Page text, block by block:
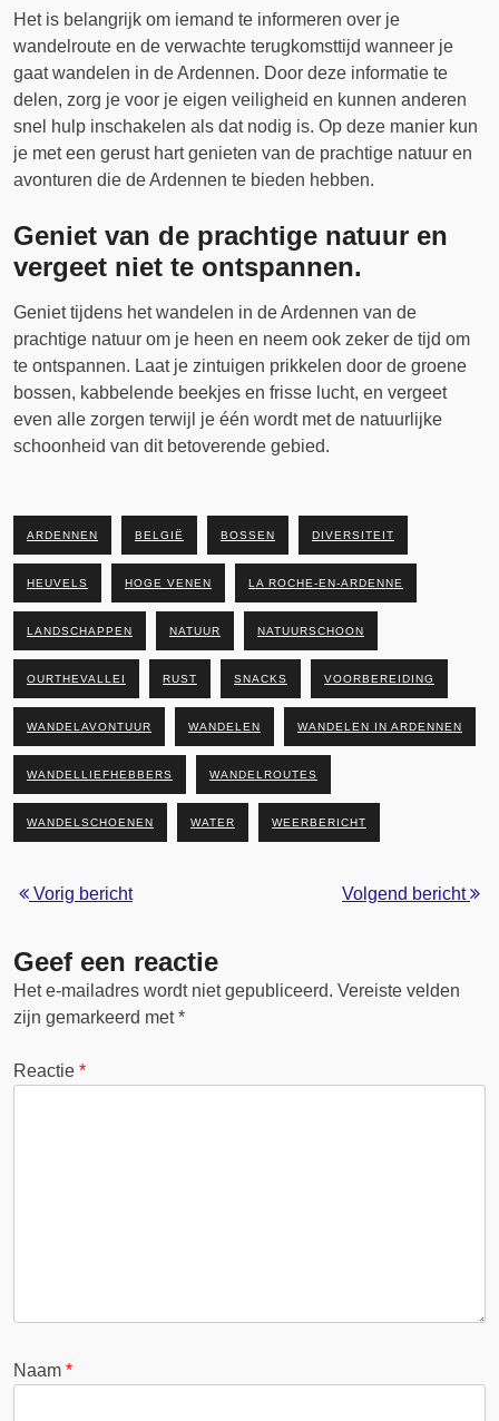
Het is belangrijk om iemand te informeren over je
wandelroute en de verwachte terugkomsttijd wanneer je
gaat wandelen in de Ardennen. Door deze informatie te
delen, zorg je voor je eigen veiligheid en kunnen anderen
snel hulp inschakelen als dat nodig is. Op deze manier kun
je met een gerust hart genieten van de prachtige natuur en
avonturen die de Ardennen te bieden hebben.
Geniet van de prachtige natuur en
vergeet niet te ontspannen.
Geniet tijdens het wandelen in de Ardennen van de
prachtige natuur om je heen en neem ook zeker de tijd om
te ontspannen. Laat je zintuigen prikkelen door de groene
bossen, kabbelende beekjes en frisse lucht, en vergeet
even alle zorgen terwijl je één wordt met de natuurlijke
schoonheid van dit betoverende gebied.
ARDENNEN BELGIË BOSSEN DIVERSITEIT
HEUVELS HOGE VENEN LA ROCHE-EN-ARDENNE
LANDSCHAPPEN NATUUR NATUURSCHOON
OURTHEVALLEI RUST SNACKS VOORBEREIDING
WANDELAVONTUUR WANDELEN WANDELEN IN ARDENNEN
WANDELLIEFHEBBERS WANDELROUTES
WANDELSCHOENEN WATER WEERBERICHT
Vorig bericht Volgend bericht
Geef een reactie
Het e-mailadres wordt niet gepubliceerd. Vereiste velden
zijn gemarkeerd met*
Reactie *
Naam *